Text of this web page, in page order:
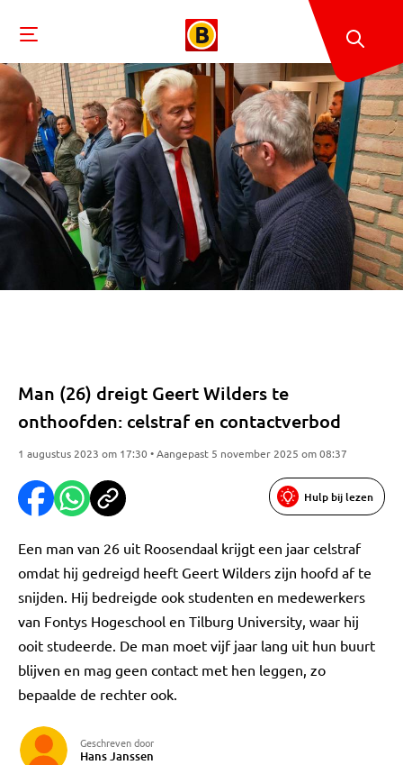
Man (26) dreigt Geert Wilders te
onthoofden: celstraf en contactverbod
1 augustus 2023 om 17:30 • Aangepast 5 november 2025 om 08:37
Hulp bij lezen
Een man van 26 uit Roosendaal krijgt een jaar celstraf
omdat hij gedreigd heeft Geert Wilders zijn hoofd af te
snijden. Hij bedreigde ook studenten en medewerkers
van Fontys Hogeschool en Tilburg University, waar hij
ooit studeerde. De man moet vijf jaar lang uit hun buurt
blijven en mag geen contact met hen leggen, zo
bepaalde de rechter ook.
Geschreven door
Hans Janssen